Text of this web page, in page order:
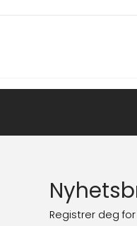
Registrer deg